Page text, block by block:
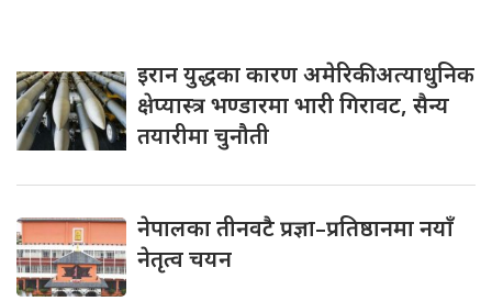
इरान युद्धका कारण अमेरिकी अत्याधुनिक
क्षेप्यास्त्र भण्डारमा भारी गिरावट, सैन्य
तयारीमा चुनौती
नेपालका तीनवटै प्रज्ञा–प्रतिष्ठानमा नयाँ
नेतृत्व चयन